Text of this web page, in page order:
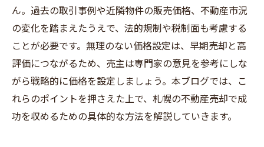
ん。過去の取引事例や近隣物件の販売価格、不動産市況
の変化を踏まえたうえで、法的規制や税制面も考慮する
ことが必要です。無理のない価格設定は、早期売却と高
評価につながるため、売主は専門家の意見を参考にしな
がら戦略的に価格を設定しましょう。本ブログでは、こ
れらのポイントを押さえた上で、札幌の不動産売却で成
功を収めるための具体的な方法を解説していきます。